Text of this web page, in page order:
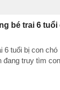
bé trai 6 tuổi
6 tuổi bị con chó
đang truy tìm con